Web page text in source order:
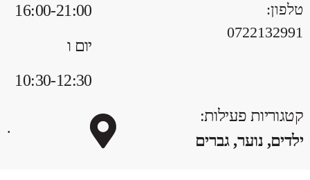
טלפון:
0722132991
16:00-21:00
יום ו
10:30-12:30
קטגוריות פעילות:
ילדים, נוער, גברים
.